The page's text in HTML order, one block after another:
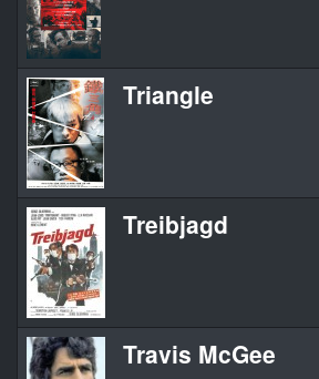
Triangle
Treibjagd
Travis McGee